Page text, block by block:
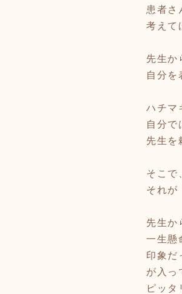
患者さ
考えて
先生か
自分を
ハチマ
自分で
先生を
そこで
それが
先生か
一生懸
印象だ
が入っ
ピッタ